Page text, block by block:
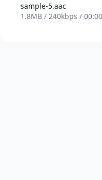
sample-5.aac
1.8MB / 240kbps /